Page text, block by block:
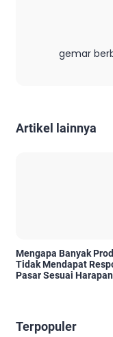
gemar
Artikel lainnya
Mengapa Banyak
Tidak Mendapat
Pasar Sesuai
Terpopuler